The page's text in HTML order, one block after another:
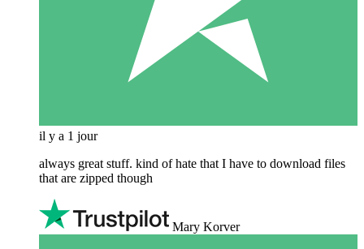
il y a 1 jour
always great stuff. kind of hate that I have to download files
that are zipped though
Mary Korver